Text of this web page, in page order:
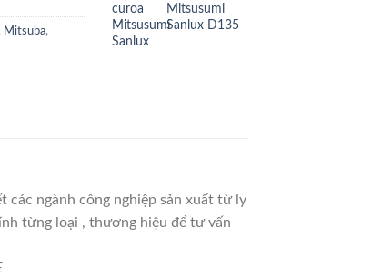
Mitsuba,
Mitsusumi
Sanlux D135
các ngành công nghiệp sản xuất từ ly
từng loại , thương hiệu để tư vấn